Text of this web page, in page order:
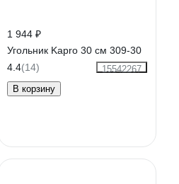
1 944 ₽
Угольник Kapro 30 см 309-30
4.4(14)
15542267
В корзину